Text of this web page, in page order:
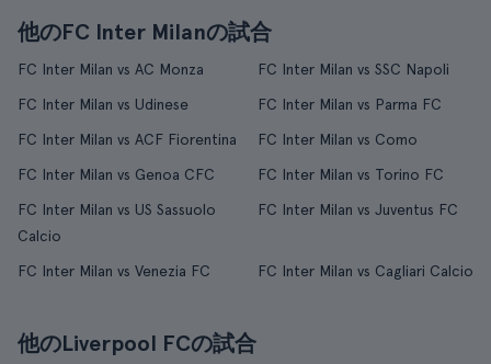
他のFC Inter Milanの試合
FC Inter Milan vs AC Monza
FC Inter Milan vs SSC Napoli
FC Inter Milan vs Udinese
FC Inter Milan vs Parma FC
FC Inter Milan vs ACF Fiorentina
FC Inter Milan vs Como
FC Inter Milan vs Genoa CFC
FC Inter Milan vs Torino FC
FC Inter Milan vs US Sassuolo
Calcio
FC Inter Milan vs Juventus FC
FC Inter Milan vs Venezia FC FC Inter Milan vs Cagliari Calcio
他のLiverpool FCの試合